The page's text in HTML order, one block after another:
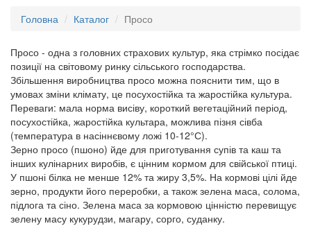
Головна
Каталог Просо
Просо - одна з головних страхових культур, яка стрімко посідає
позиції на світовому ринку сільського господарства.
Збільшення виробництва просо можна пояснити тим, що в
умовах зміни клімату, це посухостійка та жаростійка культура.
Переваги: мала норма висіву, короткий вегетаційний період,
посухостійка, жаростійка культара, можлива пізня сівба
(температура в насіннєвому ложі 10-12°С).
Зерно просо (пшоно) йде для приготування супів та каш та
інших кулінарних виробів, є цінним кормом для свійської птиці.
У пшоні білка не менше 12% та жиру 3,5%. На кормові цілі йде
зерно, продукти його переробки, а також зелена маса, солома,
підлога та сіно. Зелена маса за кормовою цінністю перевищує
зелену масу кукурудзи, магару, сорго, суданку.